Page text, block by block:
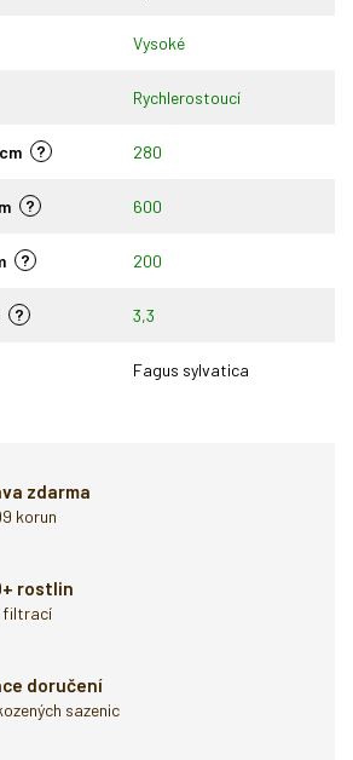
Vysoké
Rychlerostoucí
? 280
? 600
? 200
? 3,3
Fagus sylvatica
zdarma
korun
rostlin
filtrací
doručení
sazenic